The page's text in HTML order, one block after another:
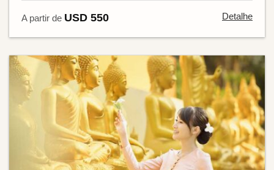
A partir de USD 550 Detalhe